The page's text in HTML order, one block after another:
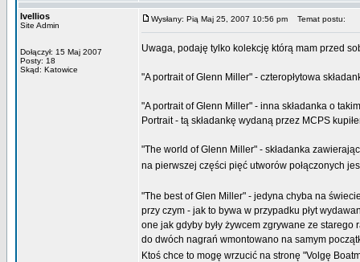
Ivellios
Site Admin
Dołączył: 15 Maj 2007
Posty: 18
Skąd: Katowice
Wysłany: Pią Maj 25, 2007 10:56 pm Temat postu:
Uwaga, podaję tylko kolekcję którą mam przed
"A portrait of Glenn Miller" - czteropłytowa
"A portrait of Glenn Miller" - inna składanka o
Portrait - tą składankę wydaną przez MCPS
"The world of Glenn Miller" - składanka
na pierwszej części pięć utworów połączonych
"The best of Glen Miller" - jedyna chyba na
przy czym - jak to bywa w przypadku płyt
one jak gdyby były żywcem zgrywane ze
do dwóch nagrań wmontowano na samym
Ktoś chce to mogę wrzucić na stronę "Volgę